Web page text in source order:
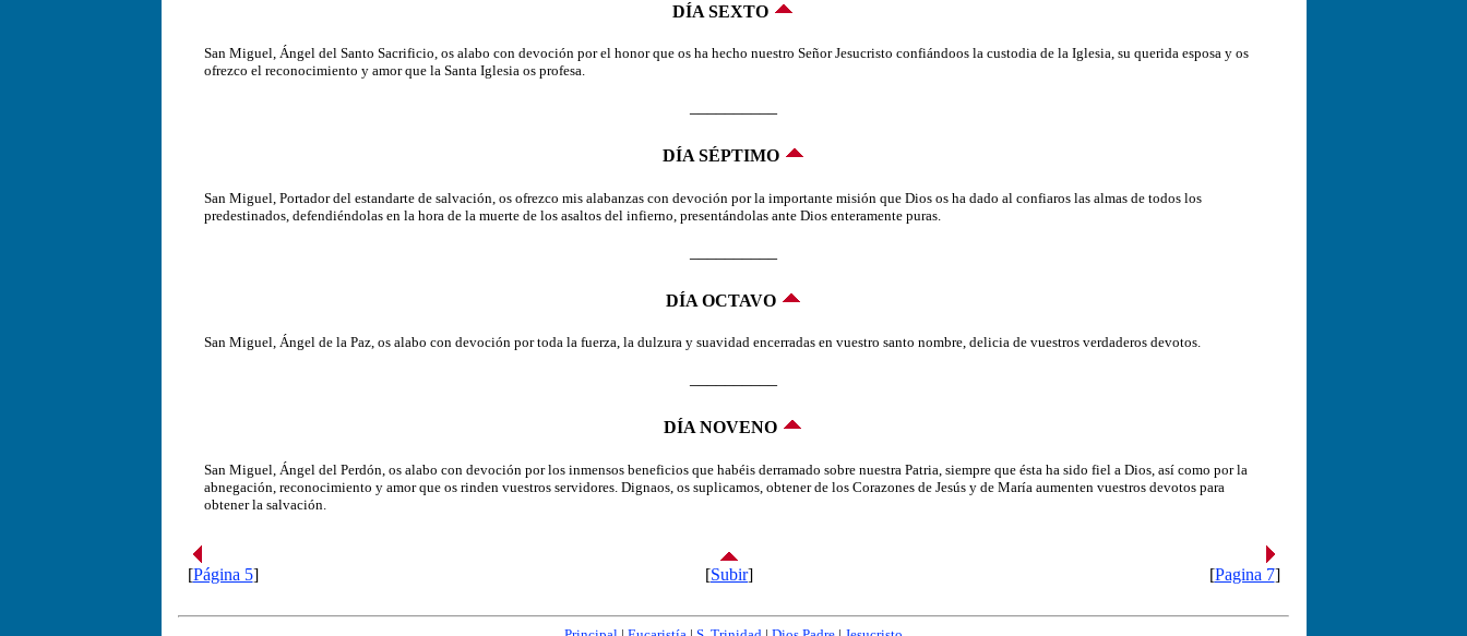
DÍA SEXTO
San Miguel, Ángel del Santo Sacrificio, os alabo con devoción por el honor que os ha hecho nuestro Señor Jesucristo confiándoos la custodia de la Iglesia, su querida esposa y os
ofrezco el reconocimiento y amor que la Santa Iglesia os profesa.
DÍA SÉPTIMO
San Miguel, Portador del estandarte de salvación, os ofrezco mis alabanzas con devoción por la importante misión que Dios os ha dado al confiaros las almas de todos los
predestinados, defendiéndolas en la hora de la muerte de los asaltos del infierno, presentándolas ante Dios enteramente puras.
DÍA OCTAVO
San Miguel, Ángel de la Paz, os alabo con devoción por toda la fuerza, la dulzura y suavidad encerradas en vuestro santo nombre, delicia de vuestros verdaderos devotos.
DÍA NOVENO
San Miguel, Ángel del Perdón, os alabo con devoción por los inmensos beneficios que habéis derramado sobre nuestra Patria, siempre que ésta ha sido fiel a Dios, así como por la
abnegación, reconocimiento y amor que os rinden vuestros servidores. Dignaos, os suplicamos, obtener de los Corazones de Jesús y de María aumenten vuestros devotos para
obtener la salvación.
[Página 5] [Subir] [Pagina 7]